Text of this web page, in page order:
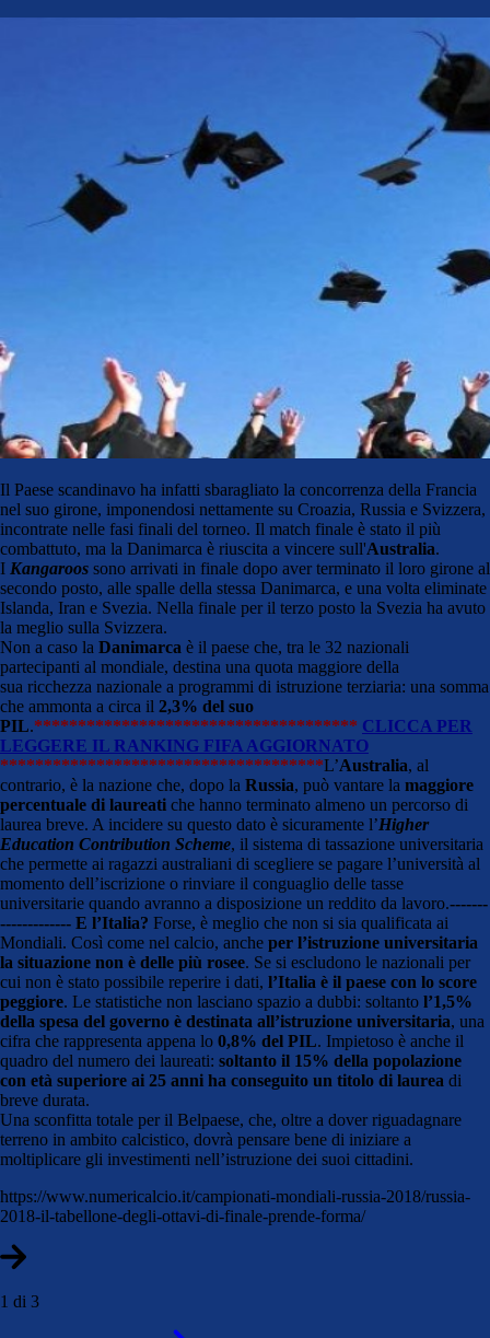
Il Paese scandinavo ha infatti sbaragliato la concorrenza della Francia
nel suo girone, imponendosi nettamente su Croazia, Russia e Svizzera,
incontrate nelle fasi finali del torneo. Il match finale è stato il più
combattuto, ma la Danimarca è riuscita a vincere sull'Australia.
I Kangaroos sono arrivati in finale dopo aver terminato il loro girone al
secondo posto, alle spalle della stessa Danimarca, e una volta eliminate
Islanda, Iran e Svezia. Nella finale per il terzo posto la Svezia ha avuto
la meglio sulla Svizzera.
Non a caso la Danimarca è il paese che, tra le 32 nazionali
partecipanti al mondiale, destina una quota maggiore della
sua ricchezza nazionale a programmi di istruzione terziaria: una somma
che ammonta a circa il 2,3% del suo
PIL.************************************* CLICCA PER
LEGGERE IL RANKING FIFA AGGIORNATO
*************************************L’Australia, al
contrario, è la nazione che, dopo la Russia, può vantare la maggiore
percentuale di laureati che hanno terminato almeno un percorso di
laurea breve. A incidere su questo dato è sicuramente l’Higher
Education Contribution Scheme, il sistema di tassazione universitaria
che permette ai ragazzi australiani di scegliere se pagare l’università al
momento dell’iscrizione o rinviare il conguaglio delle tasse
universitarie quando avranno a disposizione un reddito da lavoro.-------
------------- E l’Italia? Forse, è meglio che non si sia qualificata ai
Mondiali. Così come nel calcio, anche per l’istruzione universitaria
la situazione non è delle più rosee. Se si escludono le nazionali per
cui non è stato possibile reperire i dati, l’Italia è il paese con lo score
peggiore. Le statistiche non lasciano spazio a dubbi: soltanto l’1,5%
della spesa del governo è destinata all’istruzione universitaria, una
cifra che rappresenta appena lo 0,8% del PIL. Impietoso è anche il
quadro del numero dei laureati: soltanto il 15% della popolazione
con età superiore ai 25 anni ha conseguito un titolo di laurea di
breve durata.
Una sconfitta totale per il Belpaese, che, oltre a dover riguadagnare
terreno in ambito calcistico, dovrà pensare bene di iniziare a
moltiplicare gli investimenti nell’istruzione dei suoi cittadini.
https://www.numericalcio.it/campionati-mondiali-russia-2018/russia-
2018-il-tabellone-degli-ottavi-di-finale-prende-forma/
1 di 3